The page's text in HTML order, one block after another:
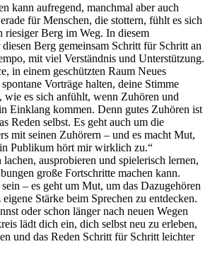
kann aufregend, manchmal aber auch
für Menschen, die stottern, fühlt es sich
riesiger Berg im Weg. In diesem
Berg gemeinsam Schritt für Schritt an
mit viel Verständnis und Unterstützung.
in einem geschützten Raum Neues
Vorträge halten, deine Stimme
wie es sich anfühlt, wenn Zuhören und
Einklang kommen. Denn gutes Zuhören ist
Reden selbst. Es geht auch um die
mit seinen Zuhörern – und es macht Mut,
Publikum hört mir wirklich zu.“
ausprobieren und spielerisch lernen,
große Fortschritte machen kann.
– es geht um Mut, um das Dazugehören
Stärke beim Sprechen zu entdecken.
oder schon länger nach neuen Wegen
lädt dich ein, dich selbst neu zu erleben,
und das Reden Schritt für Schritt leichter